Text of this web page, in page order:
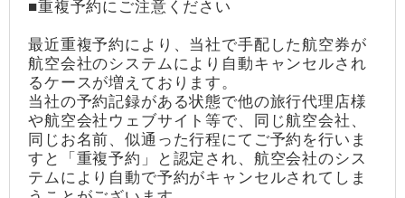
■重複予約にご注意ください
最近重複予約により、当社で手配した航空券が
航空会社のシステムにより自動キャンセルされ
るケースが増えております。
当社の予約記録がある状態で他の旅行代理店様
や航空会社ウェブサイト等で、同じ航空会社、
同じお名前、似通った行程にてご予約を行いま
すと「重複予約」と認定され、航空会社のシス
テムにより自動で予約がキャンセルされてしま